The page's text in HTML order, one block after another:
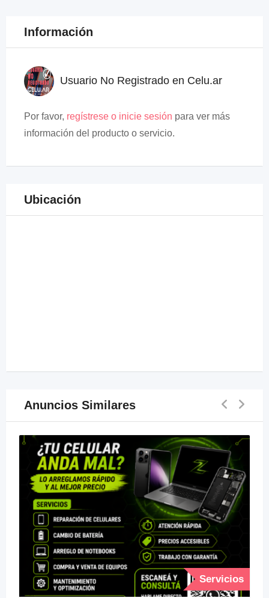
Información
Usuario No Registrado en Celu.ar
Por favor, regístrese o inicie sesión para ver más
información del producto o servicio.
Ubicación
Anuncios Similares
Servicios